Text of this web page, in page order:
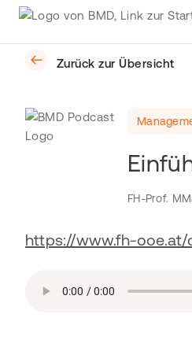
Zurück zur Übersicht
FH-Prof.
https://www.fh-